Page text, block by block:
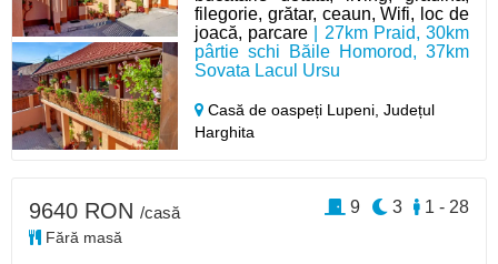
filegorie, grătar, ceaun, Wifi, loc de
joacă, parcare | 27km Praid, 30km
pârtie schi Băile Homorod, 37km
Sovata Lacul Ursu
Casă de oaspeți Lupeni,Județul
Harghita
9640 RON /casă
Fără masă
1 - 28
3
9